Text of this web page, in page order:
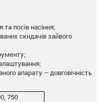
посів насіння;
скидачів зайвого
апарату – довговічність
750